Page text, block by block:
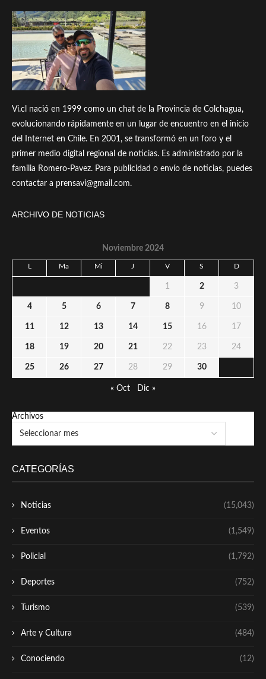
Vi.cl nació en 1999 como un chat de la Provincia de Colchagua,
evolucionando rápidamente en un lugar de encuentro en el inicio
del Internet en Chile. En 2001, se transformó en un foro y el
primer medio digital regional de noticias. Es administrado por la
familia Romero-Pavez. Para publicidad o envío de noticias, puedes
contactar a prensavi@gmail.com.
ARCHIVO DE NOTICIAS
Noviembre 2024
L Ma Mi J V S D
1 2 3
4 5 6 7 8 9 10
11 12 13 14 15 16 17
18 19 20 21 22 23 24
25 26 27 28 29 30
« Oct Dic »
Archivos
CATEGORÍAS
Noticias (15,043)
Eventos (1,549)
Policial (1,792)
Deportes (752)
Turismo (539)
Arte y Cultura (484)
Conociendo (12)